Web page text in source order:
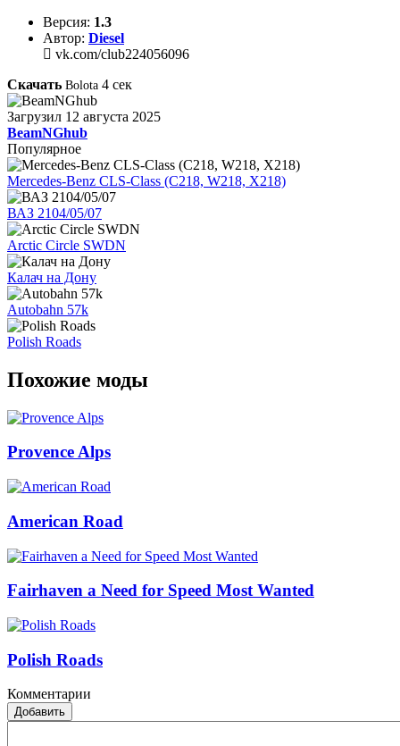
Версия: 1.3
Автор: Diesel
vk.com/club224056096
Скачать Bolota 4 сек
Загрузил 12 августа 2025
BeamNGhub
Популярное
Mercedes-Benz CLS-Class (C218, W218, X218)
ВАЗ 2104/05/07
Arctic Circle SWDN
Калач на Дону
Autobahn 57k
Polish Roads
Похожие моды
Provence Alps
American Road
Fairhaven a Need for Speed Most Wanted
Polish Roads
Комментарии
Добавить